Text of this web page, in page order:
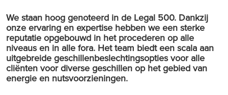
We staan hoog genoteerd in de Legal 500. Dankzij
onze ervaring en expertise hebben we een sterke
reputatie opgebouwd in het procederen op alle
niveaus en in alle fora. Het team biedt een scala aan
uitgebreide geschillenbeslechtingsopties voor alle
cliënten voor diverse geschillen op het gebied van
energie en nutsvoorzieningen.